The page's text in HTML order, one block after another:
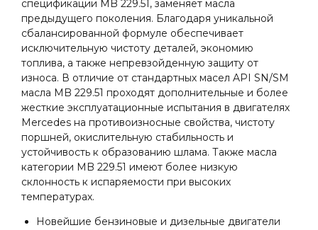
спецификации MB 229.51, заменяет масла
предыдущего поколения. Благодаря уникальной
сбалансированной формуле обеспечивает
исключительную чистоту деталей, экономию
топлива, а также непревзойденную защиту от
износа. В отличие от стандартных масел API SN/SM
масла MB 229.51 проходят дополнительные и более
жесткие эксплуатационные испытания в двигателях
Mercedes на противоизносные свойства, чистоту
поршней, окислительную стабильность и
устойчивость к образованию шлама. Также масла
категории MB 229.51 имеют более низкую
склонность к испаряемости при высоких
температурах.
Новейшие бензиновые и дизельные двигатели